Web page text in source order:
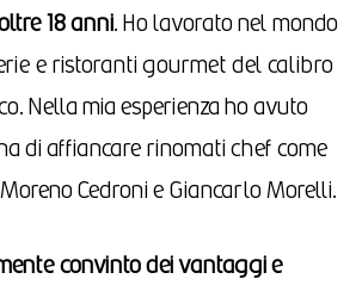
18 anni. Ho lavorato nel mondo
e ristoranti gourmet del calibro
Nella mia esperienza ho avuto
di affiancare rinomati chef come
Cedroni e Giancarlo Morelli.
convinto dei vantaggi e